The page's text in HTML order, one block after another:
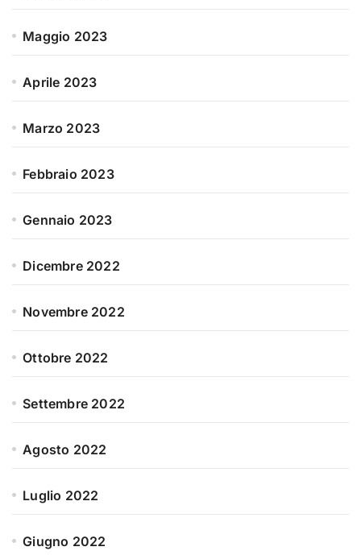
Maggio 2023
Aprile 2023
Marzo 2023
Febbraio 2023
Gennaio 2023
Dicembre 2022
Novembre 2022
Ottobre 2022
Settembre 2022
Agosto 2022
Luglio 2022
Giugno 2022